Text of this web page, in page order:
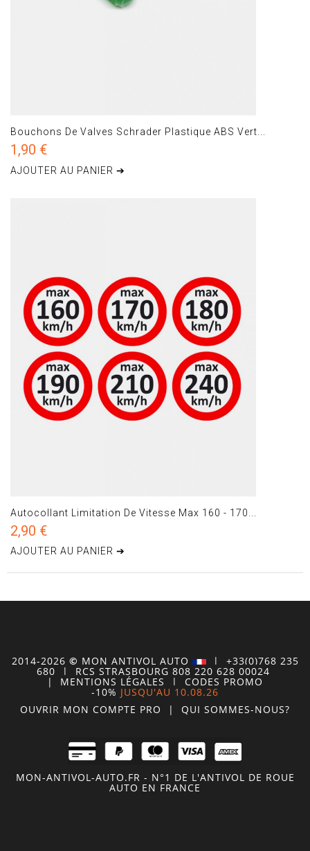
Bouchons De Valves Schrader Plastique ABS Vert...
1,90 €
AJOUTER AU PANIER ➔
Autocollant Limitation De Vitesse Max 160 - 170...
2,90 €
AJOUTER AU PANIER ➔
2014-2026 © MON ANTIVOL AUTO | +33(0)768 235
680 | RCS STRASBOURG 808 220 628 00024
| MENTIONS LÉGALES | CODES PROMO
-10% JUSQU'AU 10.08.26
OUVRIR MON COMPTE PRO | QUI SOMMES-NOUS?
MON-ANTIVOL-AUTO.FR - N°1 DE L'ANTIVOL DE ROUE
AUTO EN FRANCE